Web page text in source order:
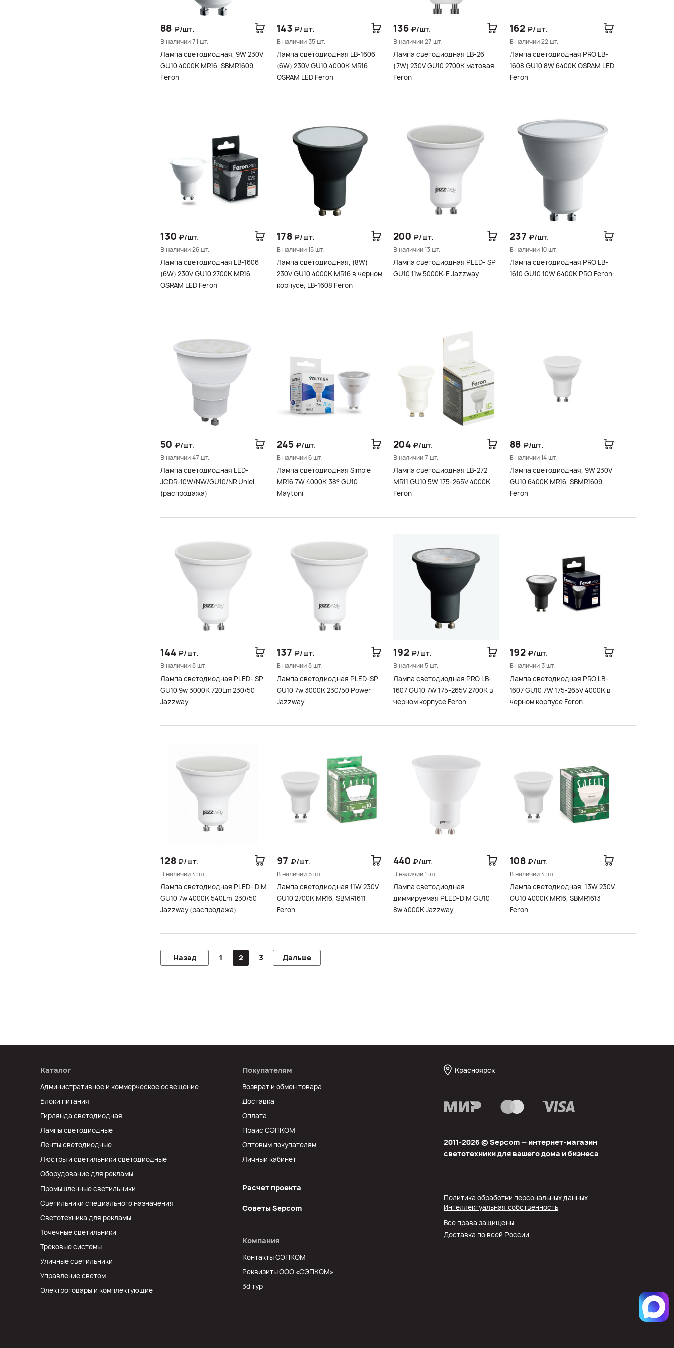
88 ₽/шт.
В наличии 71 шт.
Лампа светодиодная, 9W 230V
GU10 4000K MR16, SBMR1609,
Feron
143 ₽/шт.
В наличии 35 шт.
Лампа светодиодная LB-1606
(6W) 230V GU10 4000K MR16
OSRAM LED Feron
136 ₽/шт.
В наличии 27 шт.
Лампа светодиодная LB-26
(7W) 230V GU10 2700K матовая
Feron
162 ₽/шт.
В наличии 22 шт.
Лампа светодиодная PRO LB-
1608 GU10 8W 6400K OSRAM LED
Feron
130 ₽/шт.
В наличии 26 шт.
Лампа светодиодная LB-1606
(6W) 230V GU10 2700K MR16
OSRAM LED Feron
178 ₽/шт.
В наличии 15 шт.
Лампа светодиодная, (8W)
230V GU10 4000K MR16 в черном
корпусе, LB-1608 Feron
200 ₽/шт.
В наличии 13 шт.
Лампа светодиодная PLED- SP
GU10 11w 5000K-E Jazzway
237 ₽/шт.
В наличии 10 шт.
Лампа светодиодная PRO LB-
1610 GU10 10W 6400K PRO Feron
50 ₽/шт.
В наличии 47 шт.
Лампа светодиодная LED-
JCDR-10W/NW/GU10/NR Uniel
(распродажа)
245 ₽/шт.
В наличии 6 шт.
Лампа светодиодная Simple
MR16 7W 4000K 38° GU10
Maytoni
204 ₽/шт.
В наличии 7 шт.
Лампа светодиодная LB-272
MR11 GU10 5W 175-265V 4000K
Feron
88 ₽/шт.
В наличии 14 шт.
Лампа светодиодная, 9W 230V
GU10 6400K MR16, SBMR1609,
Feron
144 ₽/шт.
В наличии 8 шт.
Лампа светодиодная PLED- SP
GU10 9w 3000K 720Lm 230/50
Jazzway
137 ₽/шт.
В наличии 8 шт.
Лампа светодиодная PLED-SP
GU10 7w 3000K 230/50 Power
Jazzway
192 ₽/шт.
В наличии 5 шт.
Лампа светодиодная PRO LB-
1607 GU10 7W 175-265V 2700K в
черном корпусе Feron
192 ₽/шт.
В наличии 3 шт.
Лампа светодиодная PRO LB-
1607 GU10 7W 175-265V 4000K в
черном корпусе Feron
128 ₽/шт.
В наличии 4 шт.
Лампа светодиодная PLED- DIM
GU10 7w 4000K 540Lm 230/50
Jazzway (распродажа)
97 ₽/шт.
В наличии 5 шт.
Лампа светодиодная 11W 230V
GU10 2700K MR16, SBMR1611
Feron
440 ₽/шт.
В наличии 1 шт.
Лампа cветодиодная
диммируемая PLED-DIM GU10
8w 4000K Jazzway
108 ₽/шт.
В наличии 4 шт.
Лампа светодиодная, 13W 230V
GU10 4000K MR16, SBMR1613
Feron
Назад 1 2 3 Дальше
Каталог
Административное и коммерческое освещение
Блоки питания
Гирлянда светодиодная
Лампы светодиодные
Ленты светодиодные
Люстры и светильники светодиодные
Оборудование для рекламы
Промышленные светильники
Светильники специального назначения
Светотехника для рекламы
Точечные светильники
Трековые системы
Уличные светильники
Управление светом
Электротовары и комплектующие
Покупателям
Возврат и обмен товара
Доставка
Оплата
Прайс СЭПКОМ
Оптовым покупателям
Личный кабинет
Расчет проекта
Советы Sеpcom
Компания
Контакты СЭПКОМ
Реквизиты ООО «СЭПКОМ»
3d тур
Красноярск
2011-2026 © Sеpcom — интернет-магазин
светотехники для вашего дома и бизнеса
Политика обработки персональных данных
Интеллектуальная собственность
Все права защищены.
Доставка по всей России.